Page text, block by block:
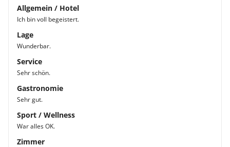
Allgemein / Hotel
Ich bin voll begeistert.
Lage
Wunderbar.
Service
Sehr schön.
Gastronomie
Sehr gut.
Sport / Wellness
War alles OK.
Zimmer